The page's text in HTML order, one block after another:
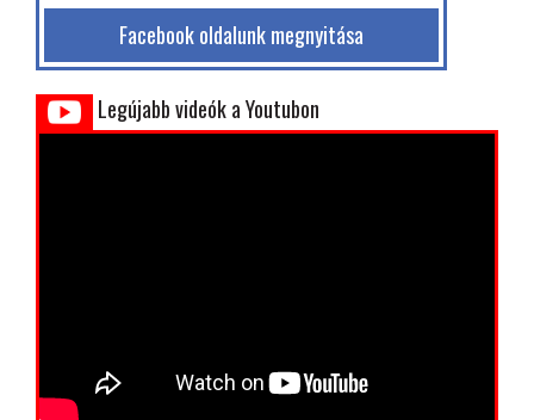
Facebook oldalunk megnyitása
Legújabb videók a Youtubon